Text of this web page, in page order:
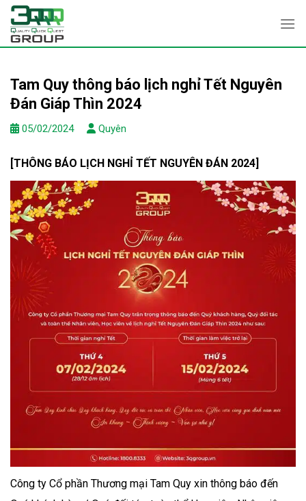
Skip
content
Tam Quy thông báo lịch nghỉ Tết Nguyên
Đán Giáp Thìn 2024
05/02/2024 Quyên
[THÔNG BÁO LỊCH NGHỈ TẾT NGUYÊN ĐÁN 2024]
Công ty Cổ phần Thương mại Tam Quy xin thông báo đến